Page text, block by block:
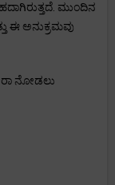
ಮುಂದಿನ
ಈ ಅನುಕ್ರಮವು
ನೋಡಲು